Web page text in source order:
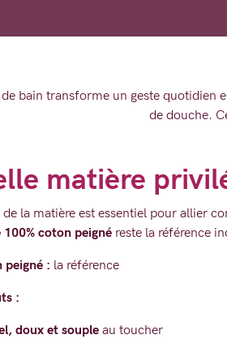
de bain transforme un geste quotidien
de douche.
matière
de la matière est essentiel pour allier
100% coton peigné reste la référence
peigné : la référence
:
doux et souple au toucher